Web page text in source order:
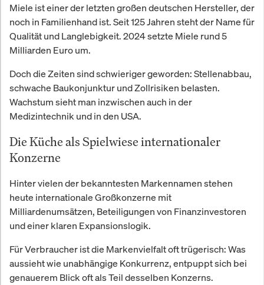
Miele ist einer der letzten großen deutschen Hersteller, der
noch in Familienhand ist. Seit 125 Jahren steht der Name für
Qualität und Langlebigkeit. 2024 setzte Miele rund 5
Milliarden Euro um.
Doch die Zeiten sind schwieriger geworden: Stellenabbau,
schwache Baukonjunktur und Zollrisiken belasten.
Wachstum sieht man inzwischen auch in der
Medizintechnik und in den USA.
Die Küche als Spielwiese internationaler
Konzerne
Hinter vielen der bekanntesten Markennamen stehen
heute internationale Großkonzerne mit
Milliardenumsätzen, Beteiligungen von Finanzinvestoren
und einer klaren Expansionslogik.
Für Verbraucher ist die Markenvielfalt oft trügerisch: Was
aussieht wie unabhängige Konkurrenz, entpuppt sich bei
genauerem Blick oft als Teil desselben Konzerns.